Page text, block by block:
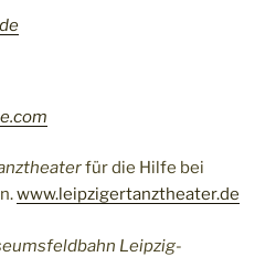
für die Hilfe bei
www.leipzigertanztheater.de
Leipzig-